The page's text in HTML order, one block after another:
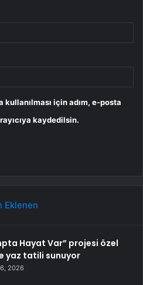
kullanılması için adım, e-posta
kaydedilsin.
Eklenen
Hayat Var” projesi özel
yaz tatili sunuyor
2026